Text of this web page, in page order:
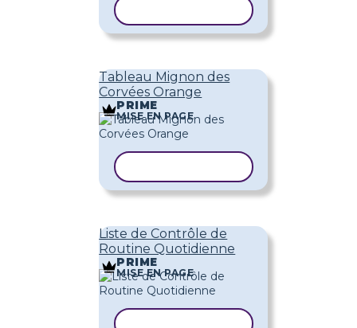
Tableau Mignon des
Corvées Orange
PRIME
MISE EN PAGE
Liste de Contrôle de
Routine Quotidienne
PRIME
MISE EN PAGE